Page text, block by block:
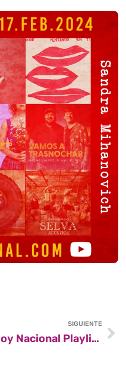
SIGUIENTE
Soy Nacional Playlist #8